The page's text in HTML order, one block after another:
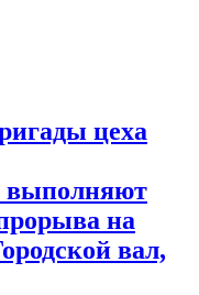
цеха
выполняют
на
вал,